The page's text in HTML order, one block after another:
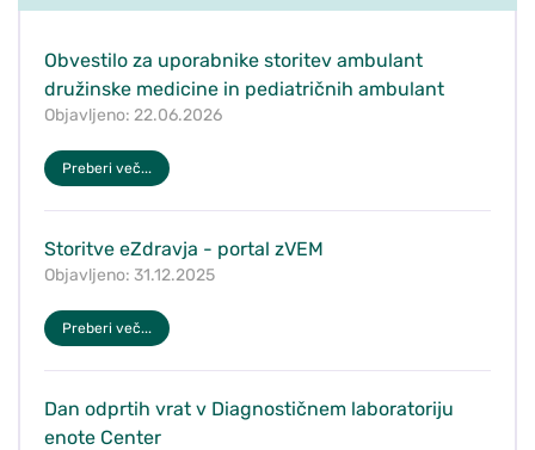
Obvestilo za uporabnike storitev ambulant
družinske medicine in pediatričnih ambulant
Objavljeno: 22.06.2026
Preberi več...
Storitve eZdravja - portal zVEM
Objavljeno: 31.12.2025
Preberi več...
Dan odprtih vrat v Diagnostičnem laboratoriju
enote Center